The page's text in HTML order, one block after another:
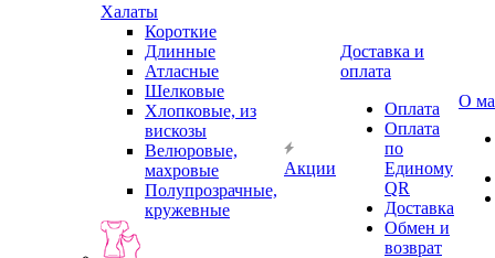
Халаты
Короткие
Длинные
Атласные
Шелковые
Хлопковые, из
вискозы
Велюровые,
махровые
Полупрозрачные,
кружевные
Акции
Доставка и
оплата
Оплата
Оплата
по
Единому
QR
Доставка
Обмен и
возврат
О